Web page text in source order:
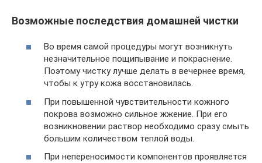
Возможные последствия домашней чистки
Во время самой процедуры могут возникнуть
незначительное пощипывание и покраснение.
Поэтому чистку лучше делать в вечернее время,
чтобы к утру кожа восстановилась.
При повышенной чувствительности кожного
покрова возможно сильное жжение. При его
возникновении раствор необходимо сразу смыть
большим количеством теплой воды.
При непереносимости компонентов проявляется